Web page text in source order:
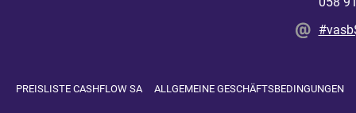
PREISLISTE CASHFLOW SA ALLGEMEINE GESCHÄFTSBEDINGUNGEN